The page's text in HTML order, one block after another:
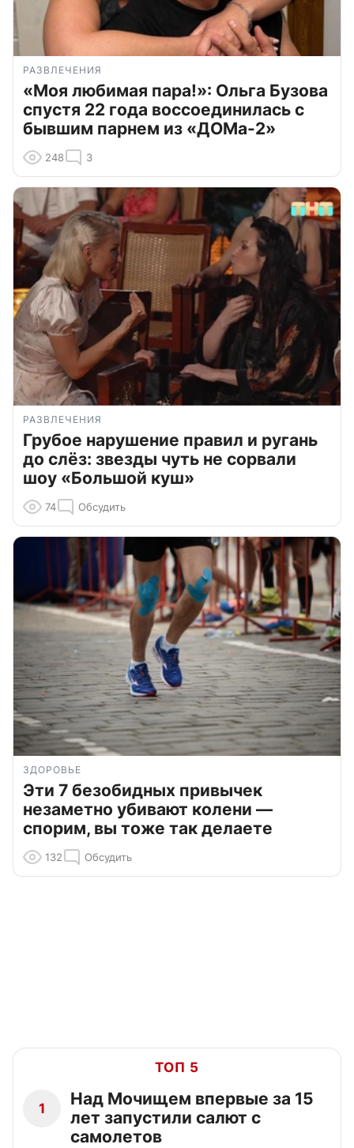
РАЗВЛЕЧЕНИЯ
«Моя любимая пара!»: Ольга Бузова
спустя 22 года воссоединилась с
бывшим парнем из «ДОМа-2»
248 3
РАЗВЛЕЧЕНИЯ
Грубое нарушение правил и ругань
до слёз: звезды чуть не сорвали
шоу «Большой куш»
74 Обсудить
ЗДОРОВЬЕ
Эти 7 безобидных привычек
незаметно убивают колени —
спорим, вы тоже так делаете
132 Обсудить
ТОП 5
1
Над Мочищем впервые за 15
лет запустили салют с
самолетов